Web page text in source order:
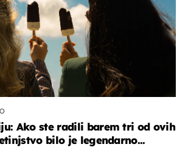
Ako ste radili barem tri od ovih
bilo je legendarno...